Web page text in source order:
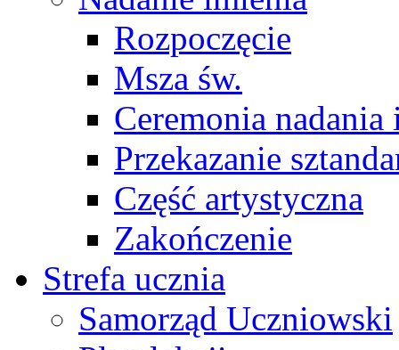
Rozpoczęcie
Msza św.
Ceremonia nadania
Przekazanie
Część artystyczna
Zakończenie
Strefa ucznia
Samorząd Uczniowski